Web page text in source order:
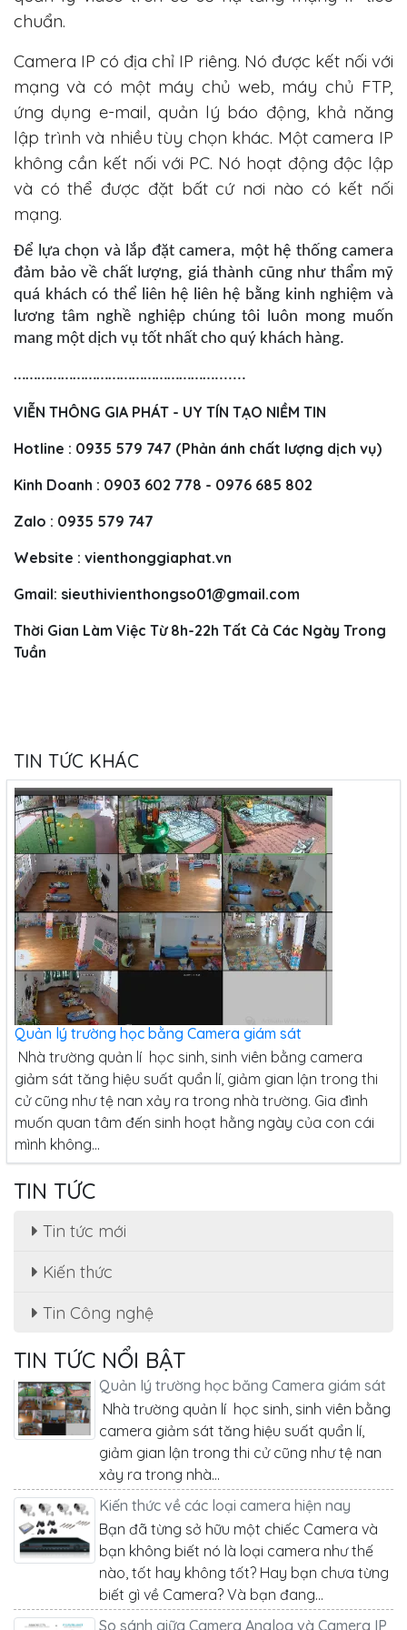
chuẩn.
Camera IP có địa chỉ IP riêng. Nó được kết nối với
mạng và có một máy chủ web, máy chủ FTP,
ứng dụng e-mail, quản lý báo động, khả năng
lập trình và nhiều tùy chọn khác. Một camera IP
không cần kết nối với PC. Nó hoạt động độc lập
và có thể được đặt bất cứ nơi nào có kết nối
mạng.
Để lựa chọn và lắp đặt camera, một hệ thống camera
đảm bảo về chất lượng, giá thành cũng như thẩm mỹ
quá khách có thể liên hệ liên hệ bằng kinh nghiệm và
lương tâm nghề nghiệp chúng tôi luôn mong muốn
mang một dịch vụ tốt nhất cho quý khách hàng.
…………………………………………….......
VIỄN THÔNG GIA PHÁT - UY TÍN TẠO NIỀM TIN
Hotline : 0935 579 747 (Phản ánh chất lượng dịch vụ)
Kinh Doanh : 0903 602 778 - 0976 685 802
Zalo : 0935 579 747
Website : vienthonggiaphat.vn
Gmail: sieuthivienthongso01@gmail.com
Thời Gian Làm Việc Từ 8h-22h Tất Cả Các Ngày Trong
Tuần
TIN TỨC KHÁC
Quản lý trường học bằng Camera giám sát
Nhà trường quản lí học sinh, sinh viên bằng camera
giảm sát tăng hiệu suất quẩn lí, giảm gian lận trong thi
cử cũng như tệ nan xảy ra trong nhà trường. Gia đình
muốn quan tâm đến sinh hoạt hằng ngày của con cái
mình không...
TIN TỨC
Tin tức mới
Kiến thức
Tin Công nghệ
TIN TỨC NỔI BẬT
So sánh giữa Camera Analog và Camera IP
Ứng dụng thực tế: trong những tòa nhà cao
tường chỉ có sẵn dây cáp mạng. Nếu ta
Quản lý trường học bằng Camera giám sát
Nhà trường quản lí học sinh, sinh viên bằng
camera giảm sát tăng hiệu suất quẩn lí,
giảm gian lận trong thi cử cũng như tệ nan
xảy ra trong nhà...
Kiến thức về các loại camera hiện nay
Bạn đã từng sở hữu một chiếc Camera và
bạn không biết nó là loại camera như thế
nào, tốt hay không tốt? Hay bạn chưa từng
biết gì về Camera? Và bạn đang...
So sánh giữa Camera Analog và Camera IP